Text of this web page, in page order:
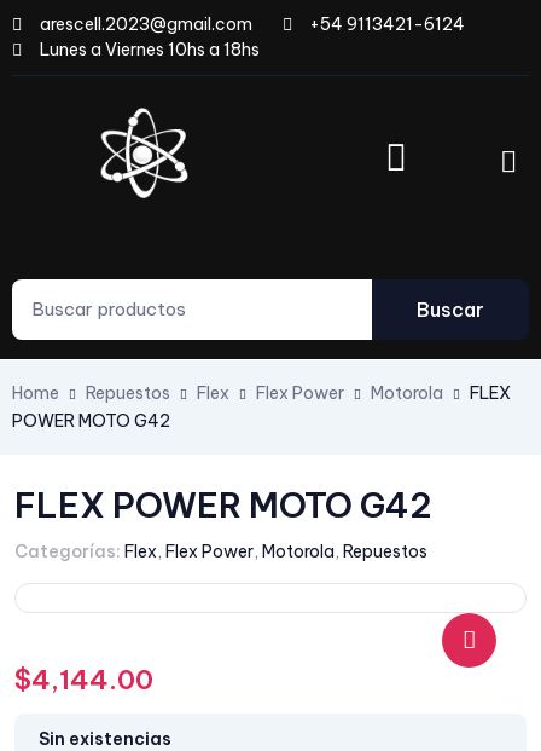
arescell.2023@gmail.com
+54 9113421-6124
Lunes a Viernes 10hs a 18hs
Buscar
Home Repuestos Flex Flex Power Motorola
FLEX
POWER MOTO G42
FLEX POWER MOTO G42
Categorías: Flex, Flex Power, Motorola, Repuestos
$4,144.00
Sin existencias